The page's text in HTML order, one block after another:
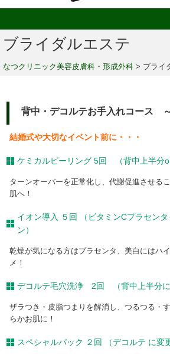
ブライダルエステ
なつクリニック美容皮膚科・形成外科 > ブライ
背中・デコルテお手入れコース
結婚式や大切なイベント前に・・・
ケミカルピーリング 5回 （背中上半分or
ターンオーバーを正常化し、代謝促進させる
肌へ！
イオン導入 ５回 （ビタミンCプラセン
ン）
乾燥が気になる方はプラセンタ、美白にはハ
メ！
デコルテ毛穴洗浄 2回 （背中上半分に
ザラつき・皮脂つまりを解消し、つるつる・
らかお肌に！
スペシャルパック ２回 （デコルテ に変